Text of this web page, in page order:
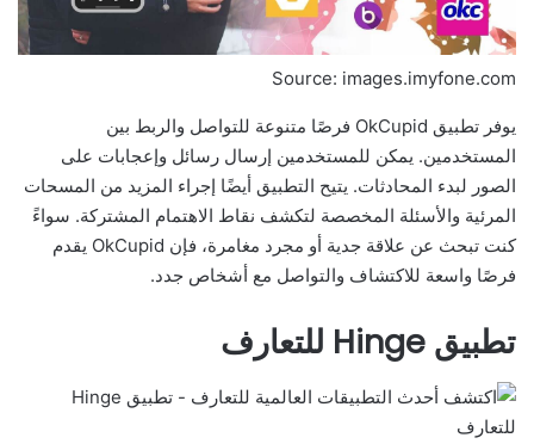
Source: images.imyfone.com
يوفر تطبيق OkCupid فرصًا متنوعة للتواصل والربط بين
المستخدمين. يمكن للمستخدمين إرسال رسائل وإعجابات على
الصور لبدء المحادثات. يتيح التطبيق أيضًا إجراء المزيد من المسحات
المرئية والأسئلة المخصصة لتكشف نقاط الاهتمام المشتركة. سواءً
كنت تبحث عن علاقة جدية أو مجرد مغامرة، فإن OkCupid يقدم
فرصًا واسعة للاكتشاف والتواصل مع أشخاص جدد.
تطبيق Hinge للتعارف